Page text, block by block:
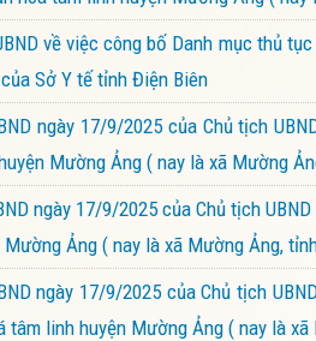
về việc công bố Danh mục thủ
Sở Y tế tỉnh Điện Biên
ngày 17/9/2025 của Chủ tịch
Mường Ảng ( nay là xã Mường
ngày 17/9/2025 của Chủ tịch
Ảng ( nay là xã Mường Ảng,
ngày 17/9/2025 của Chủ tịch
tâm linh huyện Mường Ảng ( nay là